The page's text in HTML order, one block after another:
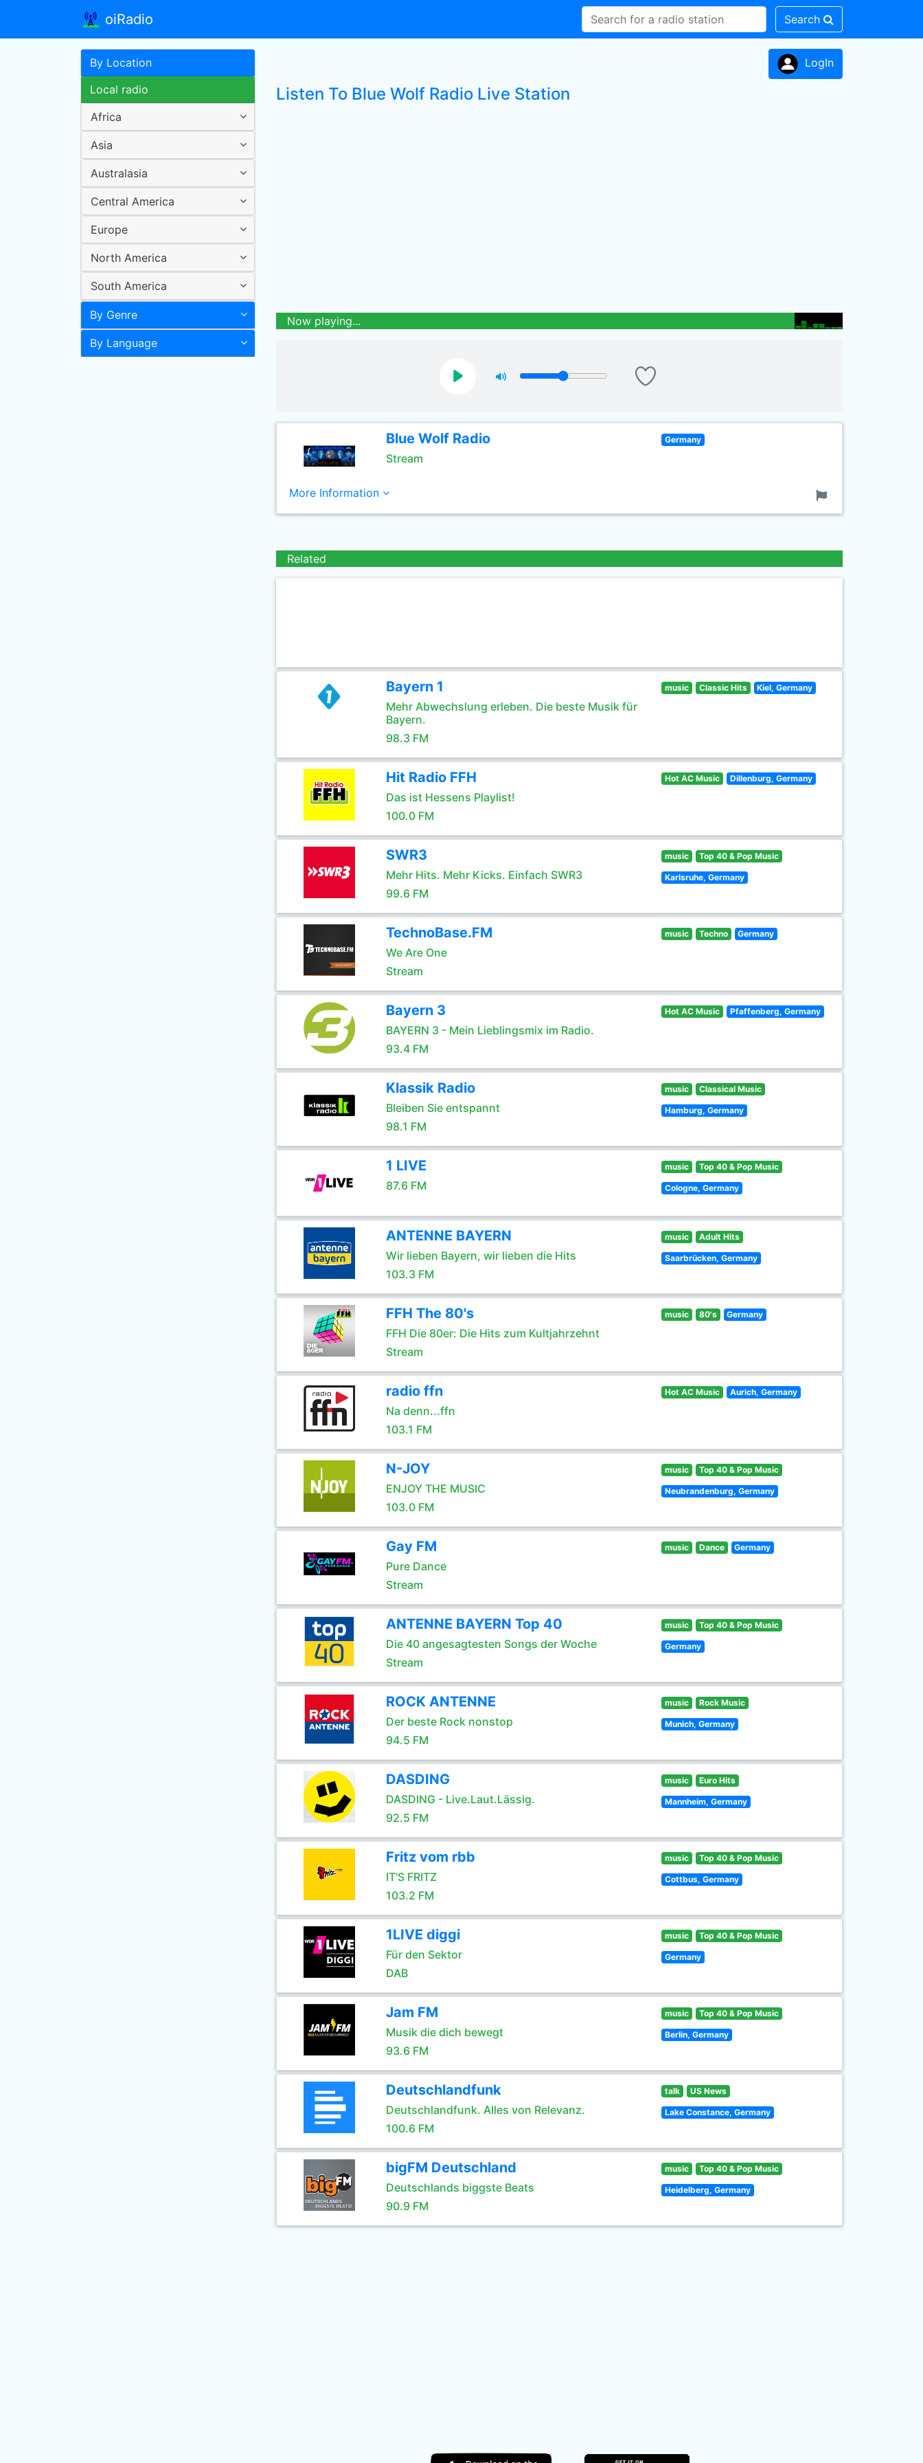
oiRadio Search
By Location
Local radio
Africa
Asia
Australasia
Central America
Europe
North America
South America
By Genre
By Language
LogIn
Listen To Blue Wolf Radio Live Station
Now playing...
Blue Wolf Radio
Stream
Germany
More Information
Related
Bayern 1
Mehr Abwechslung erleben. Die beste Musik für
Bayern.
98.3 FM
music Classic Hits Kiel, Germany
Hit Radio FFH
Das ist Hessens Playlist!
100.0 FM
Hot AC Music Dillenburg, Germany
SWR3
Mehr Hits. Mehr Kicks. Einfach SWR3
99.6 FM
music Top 40 & Pop Music
Karlsruhe, Germany
TechnoBase.FM
We Are One
Stream
music Techno Germany
Bayern 3
BAYERN 3 - Mein Lieblingsmix im Radio.
93.4 FM
Hot AC Music Pfaffenberg, Germany
Klassik Radio
Bleiben Sie entspannt
98.1 FM
music Classical Music
Hamburg, Germany
1 LIVE
87.6 FM
music Top 40 & Pop Music
Cologne, Germany
ANTENNE BAYERN
Wir lieben Bayern, wir lieben die Hits
103.3 FM
music Adult Hits
Saarbrücken, Germany
FFH The 80's
FFH Die 80er: Die Hits zum Kultjahrzehnt
Stream
music 80's Germany
radio ffn
Na denn...ffn
103.1 FM
Hot AC Music Aurich, Germany
N-JOY
ENJOY THE MUSIC
103.0 FM
music Top 40 & Pop Music
Neubrandenburg, Germany
Gay FM
Pure Dance
Stream
music Dance Germany
ANTENNE BAYERN Top 40
Die 40 angesagtesten Songs der Woche
Stream
music Top 40 & Pop Music
Germany
ROCK ANTENNE
Der beste Rock nonstop
94.5 FM
music Rock Music
Munich, Germany
DASDING
DASDING - Live.Laut.Lässig.
92.5 FM
music Euro Hits
Mannheim, Germany
Fritz vom rbb
IT'S FRITZ
103.2 FM
music Top 40 & Pop Music
Cottbus, Germany
1LIVE diggi
Für den Sektor
DAB
music Top 40 & Pop Music
Germany
Jam FM
Musik die dich bewegt
93.6 FM
music Top 40 & Pop Music
Berlin, Germany
Deutschlandfunk
Deutschlandfunk. Alles von Relevanz.
100.6 FM
talk US News
Lake Constance, Germany
bigFM Deutschland
Deutschlands biggste Beats
90.9 FM
music Top 40 & Pop Music
Heidelberg, Germany